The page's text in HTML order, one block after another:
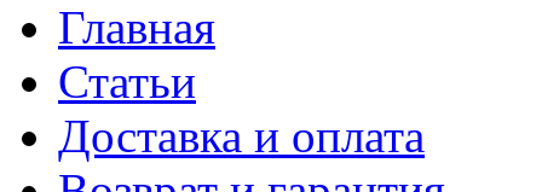
Главная
Статьи
Доставка и оплата